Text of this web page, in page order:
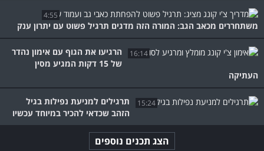
4:55
משתחררים מכאב הגב: המורה הזה מדגים תרגיל פשוט עם יתרון ענק
16:14
הרגיעו את הגוף עם אימון נהדר
של 15 דקות המגיע מסין
העתיקה
15:24
תרגילים למניעת נפילות בגיל
הזהב שכדאי להכיר במיוחד עכשיו
הצג תכנים נוספים